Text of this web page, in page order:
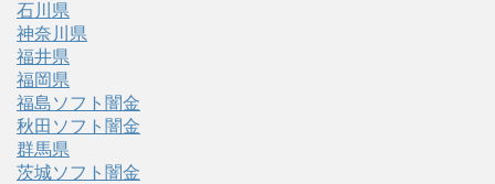
石川県
神奈川県
福井県
福岡県
福島ソフト闇金
秋田ソフト闇金
群馬県
茨城ソフト闇金